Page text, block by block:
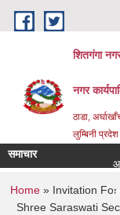
Skip to main content
शितगंगा
नगर
ठाडा,
लुम्बिनी
समाचार
You are
Home» Invitation For
Shree Saraswati